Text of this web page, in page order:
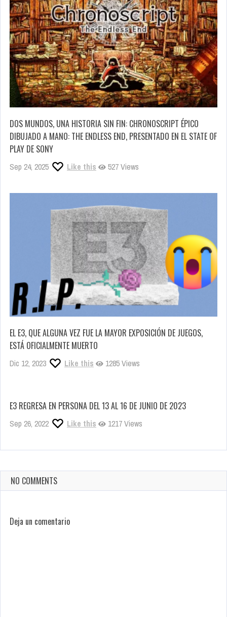
DOS MUNDOS, UNA HISTORIA SIN FIN: CHRONOSCRIPT ÉPICO
DIBUJADO A MANO: THE ENDLESS END, PRESENTADO EN EL STATE OF
PLAY DE SONY
Sep 24, 2025 Like this 527 Views
EL E3, QUE ALGUNA VEZ FUE LA MAYOR EXPOSICIÓN DE JUEGOS,
ESTÁ OFICIALMENTE MUERTO
Dic 12, 2023 Like this 1285 Views
E3 REGRESA EN PERSONA DEL 13 AL 16 DE JUNIO DE 2023
Sep 26, 2022 Like this 1217 Views
NO COMMENTS
Deja un comentario